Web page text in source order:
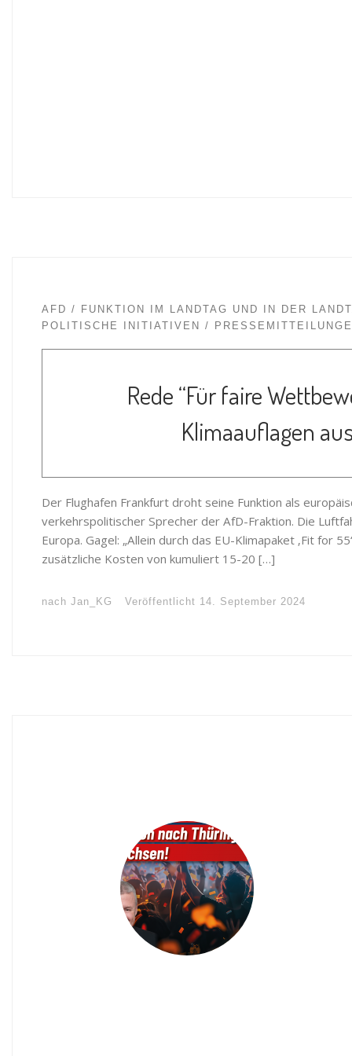
AFD FUNKTION IM LANDTAG UND IN DER
POLITISCHE INITIATIVEN
Rede “Für faire
Klimaauflagen
Der Flughafen Frankfurt droht seine Funktion als
verkehrspolitischer Sprecher der AfD-Fraktion. Die
Europa. Gagel: „Allein durch das EU-Klimapaket ‚Fit for
zusätzliche Kosten von kumuliert 15-20 […]
nach Jan_KG Veröffentlicht 14. September 2024